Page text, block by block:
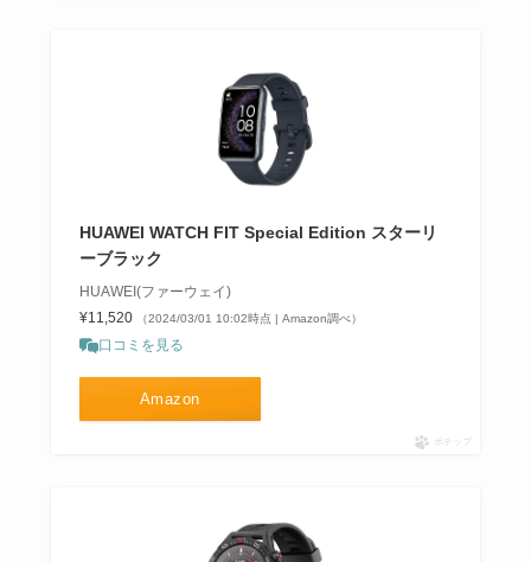
HUAWEI WATCH FIT Special Edition スターリ
ーブラック
HUAWEI(ファーウェイ)
¥11,520
（2024/03/01 10:02時点 | Amazon調べ）
口コミを見る
Amazon
ポチップ